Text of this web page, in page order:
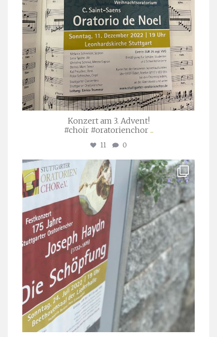
Konzert am 3. Advent!
#choir #oratorienchor ...
11 0
stuttgarter_oratorienchor
Juli 23